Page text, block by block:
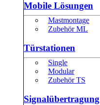
Mobile Lösungen
Mastmontage
Zubehör ML
Türstationen
Single
Modular
Zubehör TS
Signalübertragung